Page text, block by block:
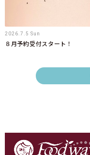
2026.7.5 Sun
８月予約受付スタート！